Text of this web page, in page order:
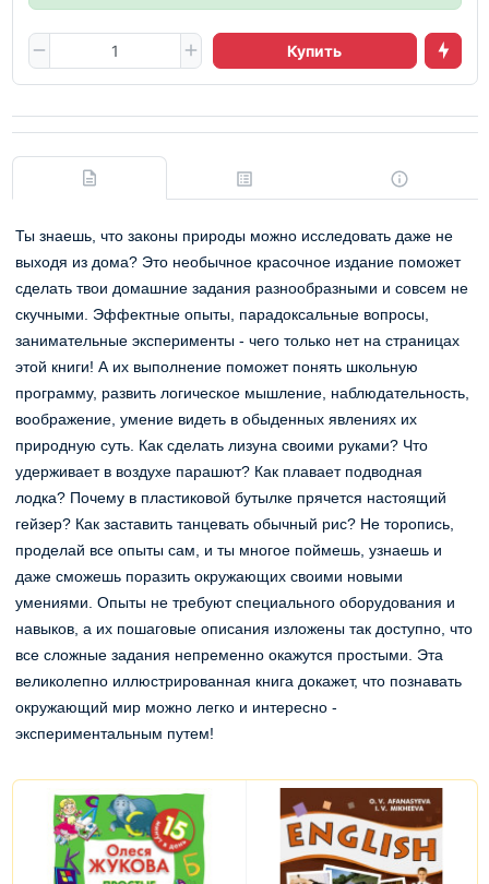
Купить
Ты знаешь, что законы природы можно исследовать даже не
выходя из дома? Это необычное красочное издание поможет
сделать твои домашние задания разнообразными и совсем не
скучными. Эффектные опыты, парадоксальные вопросы,
занимательные эксперименты - чего только нет на страницах
этой книги! А их выполнение поможет понять школьную
программу, развить логическое мышление, наблюдательность,
воображение, умение видеть в обыденных явлениях их
природную суть. Как сделать лизуна своими руками? Что
удерживает в воздухе парашют? Как плавает подводная
лодка? Почему в пластиковой бутылке прячется настоящий
гейзер? Как заставить танцевать обычный рис? Не торопись,
проделай все опыты сам, и ты многое поймешь, узнаешь и
даже сможешь поразить окружающих своими новыми
умениями. Опыты не требуют специального оборудования и
навыков, а их пошаговые описания изложены так доступно, что
все сложные задания непременно окажутся простыми. Эта
великолепно иллюстрированная книга докажет, что познавать
окружающий мир можно легко и интересно -
экспериментальным путем!